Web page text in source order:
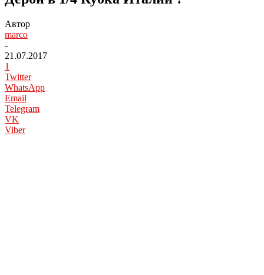
Автор
marco
-
21.07.2017
1
Twitter
WhatsApp
Email
Telegram
VK
Viber